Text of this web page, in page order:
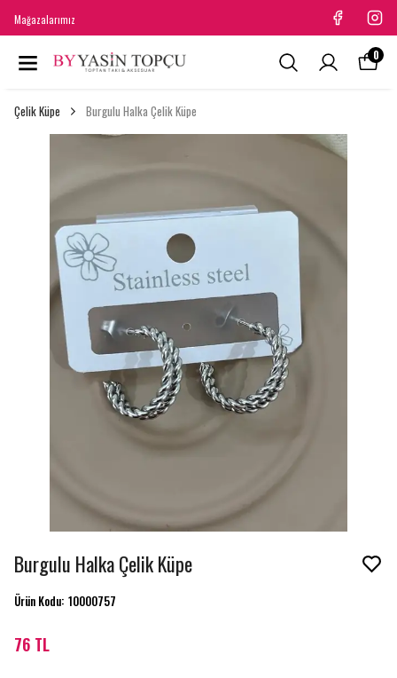
Mağazalarımız
0
Çelik Küpe Burgulu Halka Çelik Küpe
Burgulu Halka Çelik Küpe
Ürün Kodu: 10000757
76 TL